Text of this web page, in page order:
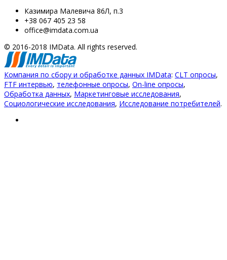
Казимира Малевича 86Л, п.3
+38 067 405 23 58
office@imdata.com.ua
© 2016-2018 IMData. All rights reserved.
Компания по сбору и обработке данных IMData: CLT опросы,
FTF интервью, телефонные опросы, On-line опросы,
Обработка данных, Маркетинговые исследования,
Социологические исследования, Исследование потребителей.